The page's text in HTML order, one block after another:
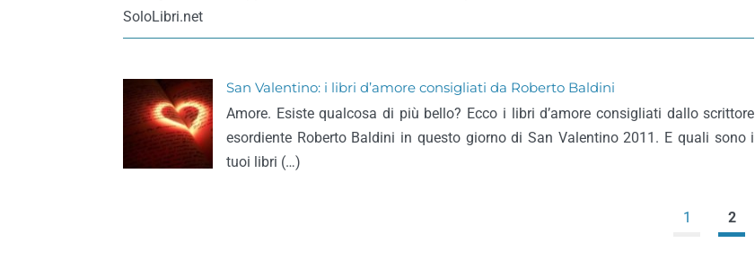
SoloLibri.net
San Valentino: i libri d’amore consigliati da Roberto Baldini
Amore. Esiste qualcosa di più bello? Ecco i libri d’amore consigliati dallo scrittore
esordiente Roberto Baldini in questo giorno di San Valentino 2011. E quali sono i
tuoi libri (…)
1 2